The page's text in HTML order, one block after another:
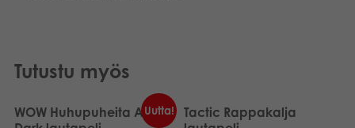
Tutustu myös
Uutta!
WOW Huhupuheita After
Tactic Rappakalja